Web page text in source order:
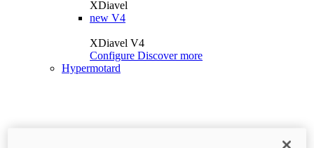
XDiavel
new V4
XDiavel V4
Configure Discover more
Hypermotard